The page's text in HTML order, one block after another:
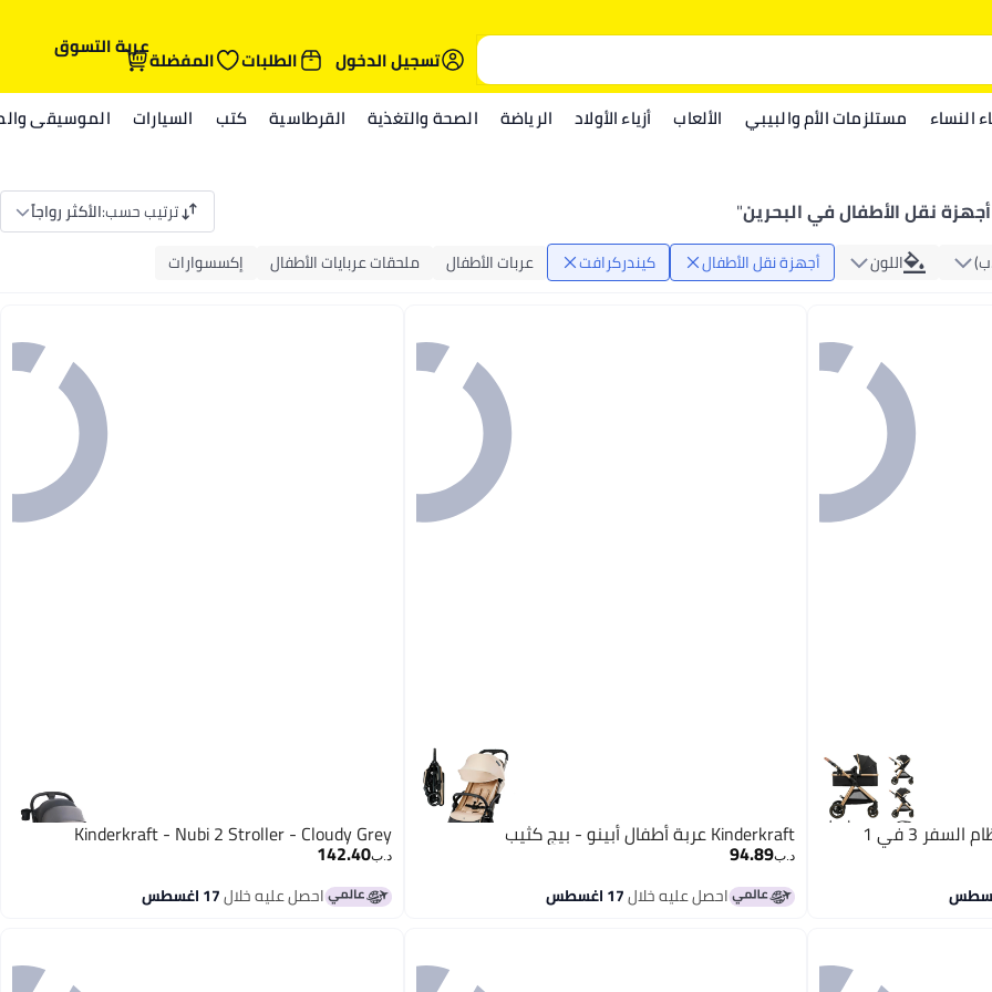
تسجيل الدخول
الطلبات المفضلةعربة التسوق
النساء مستلزمات الأم والبيبي الألعاب أزياء الأولاد الرياضة الصحة والتغذية القرطاسية كتب السيارات الموسيقى
نقل الأطفال في البحرين" ترتيب حسب:الأكثر رواجاً
اللون أجهزة نقل الأطفال كيندركرافت عربات الأطفال ملحقات عربايات الأطفال إكسسوارات
Kinderkraft كيندر كرافت - نظام السفر 3 في 1 Kinderkraft عربة أطفال أبينو - بيج كثيب
د.ب‏94.89
احصل عليه خلال17 اغسطس
Kinderkraft - Nubi 2 Stroller - Cloudy Grey
د.ب‏142.40
احصل عليه خلال17 اغسطس